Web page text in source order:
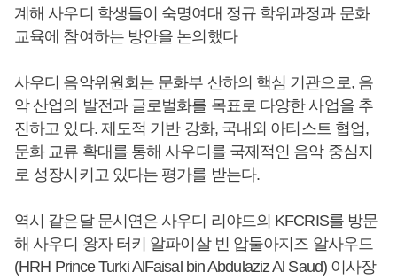
계해 사우디 학생들이 숙명여대 정규 학위과정과 문화
교육에 참여하는 방안을 논의했다
사우디 음악위원회는 문화부 산하의 핵심 기관으로, 음
악 산업의 발전과 글로벌화를 목표로 다양한 사업을 추
진하고 있다. 제도적 기반 강화, 국내외 아티스트 협업,
문화 교류 확대를 통해 사우디를 국제적인 음악 중심지
로 성장시키고 있다는 평가를 받는다.
역시 같은달 문시연은 사우디 리야드의 KFCRIS를 방문
해 사우디 왕자 터키 알파이살 빈 압둘아지즈 알사우드
(HRH Prince Turki AlFaisal bin Abdulaziz Al Saud) 이사장